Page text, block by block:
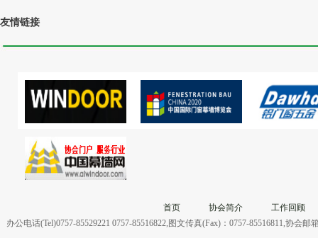
友情链接
首页 协会简介
工作回顾
办公电话(Tel)0757-85529221 0757-85516822,图文传真(Fax)：0757-85516811,协会